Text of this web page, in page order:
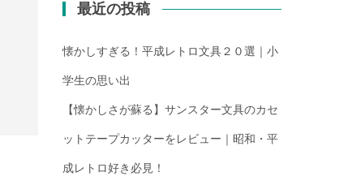
最近の投稿
懐かしすぎる！平成レトロ文具２０選｜小
学生の思い出
【懐かしさが蘇る】サンスター文具のカセ
ットテープカッターをレビュー｜昭和・平
成レトロ好き必見！